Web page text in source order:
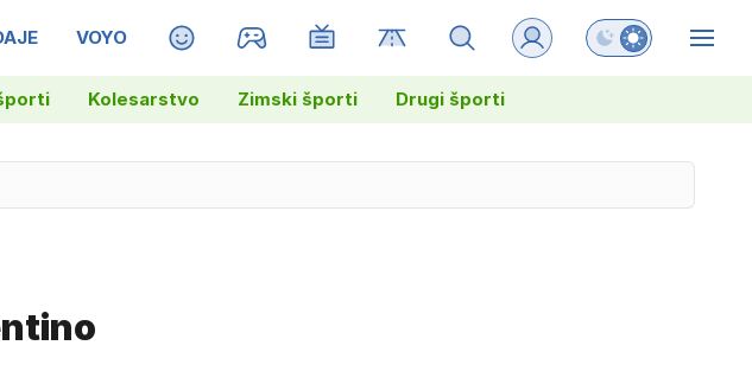
VOYO MAGAZIN Preklopi barvni
Kolesarstvo Zimski športi Drugi športi